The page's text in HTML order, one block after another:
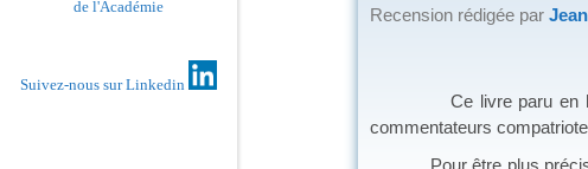
de l'Académie
Suivez-nous sur Linkedin
Recension rédigée par
Ce livre paru en langue
commentateurs
Pour être plus précis,